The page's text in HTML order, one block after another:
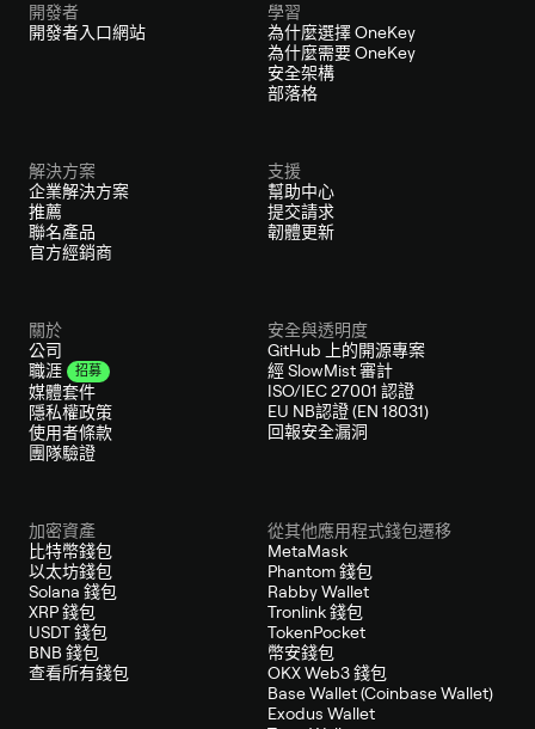
開發者
開發者入口網站
學習
為什麼選擇 OneKey
為什麼需要 OneKey
安全架構
部落格
解決方案
企業解決方案
推薦
聯名產品
官方經銷商
支援
幫助中心
提交請求
韌體更新
關於
公司
職涯
招募
媒體套件
隱私權政策
使用者條款
團隊驗證
安全與透明度
GitHub 上的開源專案
經 SlowMist 審計
ISO/IEC 27001 認證
EU NB認證 (EN 18031)
回報安全漏洞
加密資產
比特幣錢包
以太坊錢包
Solana 錢包
XRP 錢包
USDT 錢包
BNB 錢包
查看所有錢包
從其他應用程式錢包遷移
MetaMask
Phantom 錢包
Rabby Wallet
Tronlink 錢包
TokenPocket
幣安錢包
OKX Web3 錢包
Base Wallet (Coinbase Wallet)
Exodus Wallet